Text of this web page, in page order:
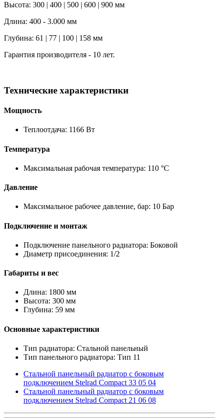
Высота: 300 | 400 | 500 | 600 | 900 мм
Длина: 400 - 3.000 мм
Глубина: 61 | 77 | 100 | 158 мм
Гарантия производителя - 10 лет.
Технические характеристики
Мощность
Теплоотдача: 1166 Вт
Температура
Максимальная рабочая температура: 110 °C
Давление
Максимальное рабочее давление, бар: 10 Бар
Подключение и монтаж
Подключение панельного радиатора: Боковой
Диаметр присоединения: 1/2
Габариты и вес
Длина: 1800 мм
Высота: 300 мм
Глубина: 59 мм
Основные характеристики
Тип радиатора: Стальной панельный
Тип панельного радиатора: Тип 11
Стальной панельный радиатор с боковым
подключением Stelrad Compact 33 05 04
Стальной панельный радиатор с боковым
подключением Stelrad Compact 21 06 08